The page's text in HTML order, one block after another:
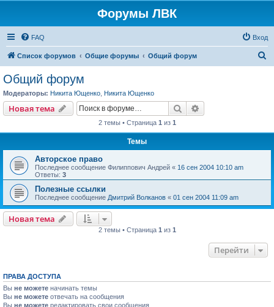
Форумы ЛВК
FAQ Вход
Список форумов Общие форумы Общий форум
Общий форум
Модераторы: Никита Ющенко Никита Ющенко
Новая тема Поиск
2 темы • Страница 1 из 1
Темы
Авторское право
Последнее сообщение Филиппович Андрей « 16 сен 2004 10:10 am
Ответы: 3
Полезные ссылки
Последнее сообщение Дмитрий Волканов « 01 сен 2004 11:09 am
Новая тема
2 темы • Страница 1 из 1
Перейти
ПРАВА ДОСТУПА
Вы не можете начинать темы
Вы не можете отвечать на сообщения
Вы не можете редактировать свои сообщения